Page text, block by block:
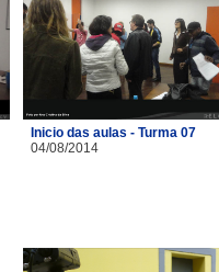
Inicio das aulas - Turma 07
04/08/2014